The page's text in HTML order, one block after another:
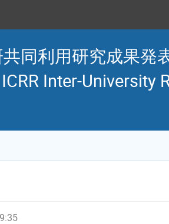
同利用研究成果発
Inter-University